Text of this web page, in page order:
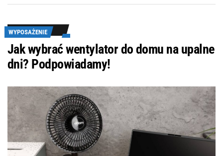
WYPOSAŻENIE
Jak wybrać wentylator do domu na upalne
dni? Podpowiadamy!